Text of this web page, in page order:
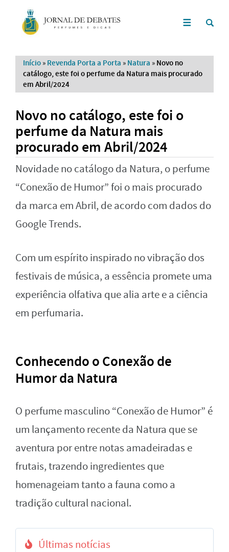
Início » Revenda Porta a Porta » Natura » Novo no
catálogo, este foi o perfume da Natura mais procurado
em Abril/2024
Novo no catálogo, este foi o
perfume da Natura mais
procurado em Abril/2024
Novidade no catálogo da Natura, o perfume
“Conexão de Humor” foi o mais procurado
da marca em Abril, de acordo com dados do
Google Trends.
Com um espírito inspirado no vibração dos
festivais de música, a essência promete uma
experiência olfativa que alia arte e a ciência
em perfumaria.
Conhecendo o Conexão de
Humor da Natura
O perfume masculino “Conexão de Humor” é
um lançamento recente da Natura que se
aventura por entre notas amadeiradas e
frutais, trazendo ingredientes que
homenageiam tanto a fauna como a
tradição cultural nacional.
Últimas notícias